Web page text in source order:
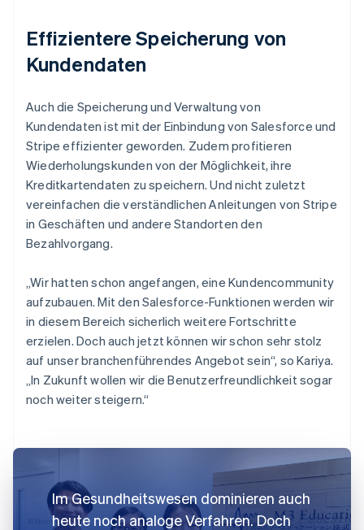
Effizientere Speicherung von
Kundendaten
Auch die Speicherung und Verwaltung von
Kundendaten ist mit der Einbindung von Salesforce und
Stripe effizienter geworden. Zudem profitieren
Wiederholungskunden von der Möglichkeit, ihre
Kreditkartendaten zu speichern. Und nicht zuletzt
vereinfachen die verständlichen Anleitungen von Stripe
in Geschäften und andere Standorten den
Bezahlvorgang.
„Wir hatten schon angefangen, eine Kundencommunity
aufzubauen. Mit den Salesforce-Funktionen werden wir
in diesem Bereich sicherlich weitere Fortschritte
erzielen. Doch auch jetzt können wir schon sehr stolz
auf unser branchenführendes Angebot sein“, so Kariya.
„In Zukunft wollen wir die Benutzerfreundlichkeit sogar
noch weiter steigern.“
Im Gesundheitswesen dominieren auch
heute noch analoge Verfahren. Doch